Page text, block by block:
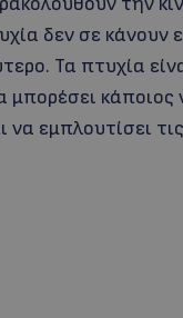
δεν σε κάνουν
Τα πτυχία
μπορέσει κάποιος
να εμπλουτίσει